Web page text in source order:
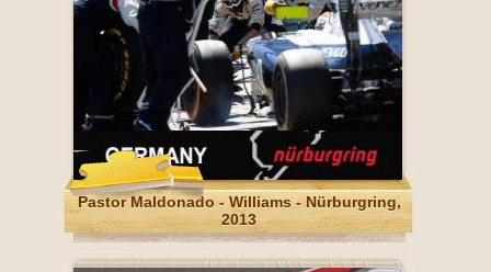
Pastor Maldonado - Williams - Nürburgring,
2013